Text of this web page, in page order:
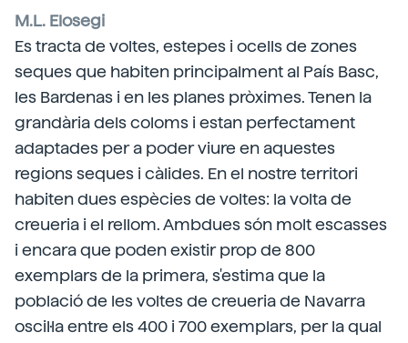
M.L. Elosegi
Es tracta de voltes, estepes i ocells de zones
seques que habiten principalment al País Basc,
les Bardenas i en les planes pròximes. Tenen la
grandària dels coloms i estan perfectament
adaptades per a poder viure en aquestes
regions seques i càlides. En el nostre territori
habiten dues espècies de voltes: la volta de
creueria i el rellom. Ambdues són molt escasses
i encara que poden existir prop de 800
exemplars de la primera, s'estima que la
població de les voltes de creueria de Navarra
oscil·la entre els 400 i 700 exemplars, per la qual